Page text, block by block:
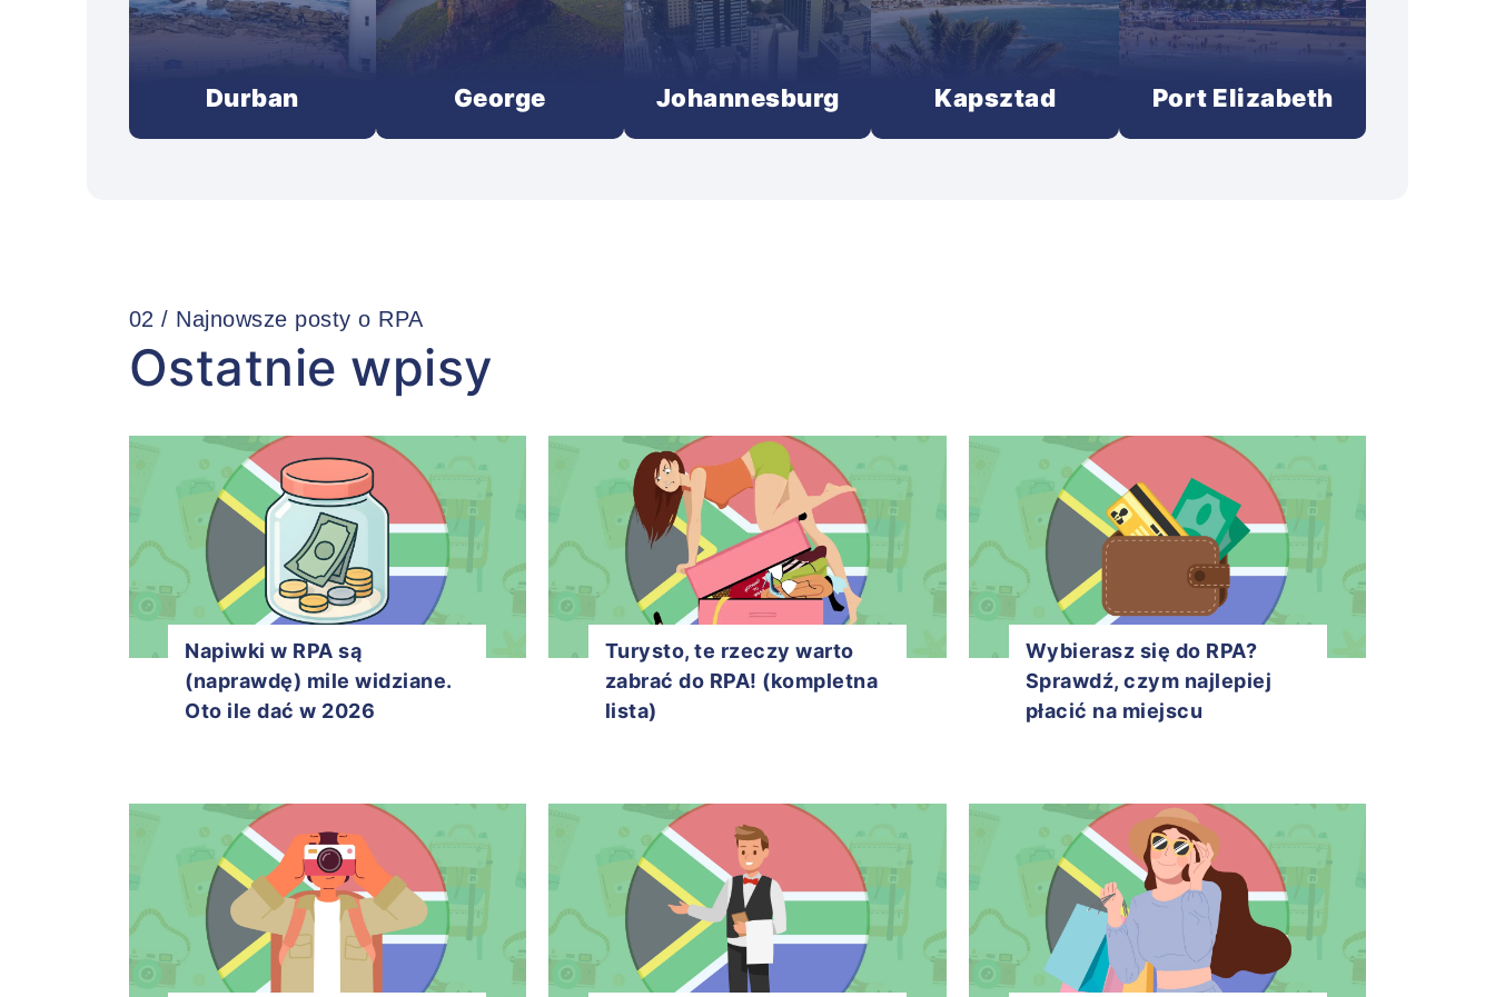
Durban George Johannesburg Kapsztad Port Elizabeth
02 / Najnowsze posty o RPA
Ostatnie wpisy
Napiwki w RPA są
(naprawdę) mile widziane.
Oto ile dać w 2026
Turysto, te rzeczy warto
zabrać do RPA! (kompletna
lista)
Wybierasz się do RPA?
Sprawdź, czym najlepiej
płacić na miejscu